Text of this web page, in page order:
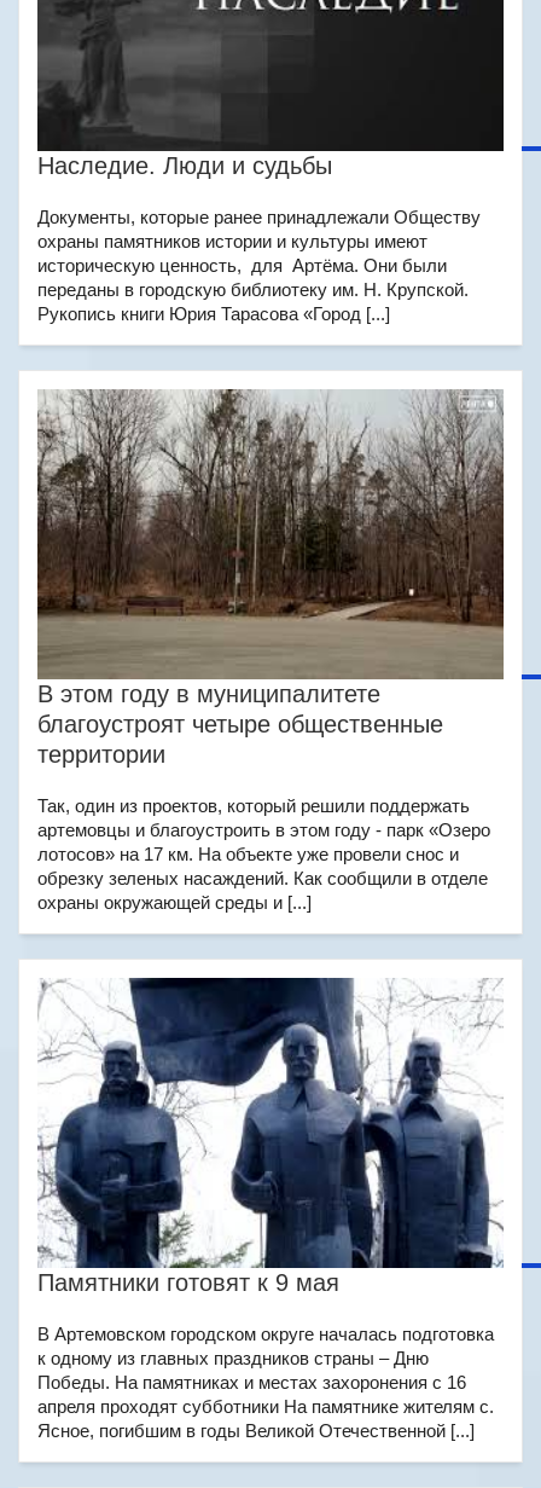
Наследие. Люди и судьбы
Документы, которые ранее принадлежали Обществу
охраны памятников истории и культуры имеют
историческую ценность, для Артёма. Они были
переданы в городскую библиотеку им. Н. Крупской.
Рукопись книги Юрия Тарасова «Город [...]
В этом году в муниципалитете
благоустроят четыре общественные
территории
Так, один из проектов, который решили поддержать
артемовцы и благоустроить в этом году - парк «Озеро
лотосов» на 17 км. На объекте уже провели снос и
обрезку зеленых насаждений. Как сообщили в отделе
охраны окружающей среды и [...]
Памятники готовят к 9 мая
В Артемовском городском округе началась подготовка
к одному из главных праздников страны – Дню
Победы. На памятниках и местах захоронения с 16
апреля проходят субботники На памятнике жителям с.
Ясное, погибшим в годы Великой Отечественной [...]